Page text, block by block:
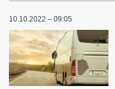
10.10.2022 – 09:05